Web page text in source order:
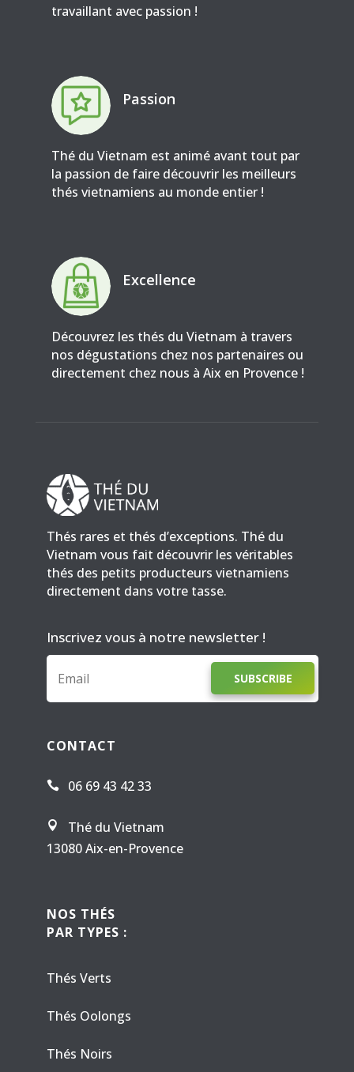
travaillant avec passion !
Passion
Thé du Vietnam est animé avant tout par
la passion de faire découvrir les meilleurs
thés vietnamiens au monde entier !
Excellence
Découvrez les thés du Vietnam à travers
nos dégustations chez nos partenaires ou
directement chez nous à Aix en Provence !
Thés rares et thés d’exceptions. Thé du
Vietnam vous fait découvrir les véritables
thés des petits producteurs vietnamiens
directement dans votre tasse.
Inscrivez vous à notre newsletter !
SUBSCRIBE
CONTACT
 06 69 43 42 33

Thé du Vietnam
13080 Aix-en-Provence
NOS THÉS
PAR TYPES :
Thés Verts
Thés Oolongs
Thés Noirs